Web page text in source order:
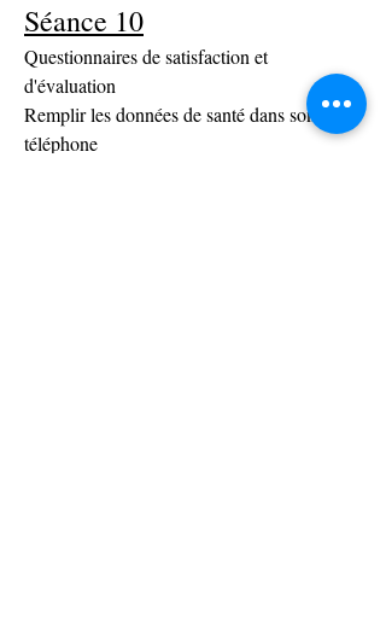
Séance 10
Questionnaires de satisfaction et
d'évaluation
Remplir les données de santé dans son
téléphone